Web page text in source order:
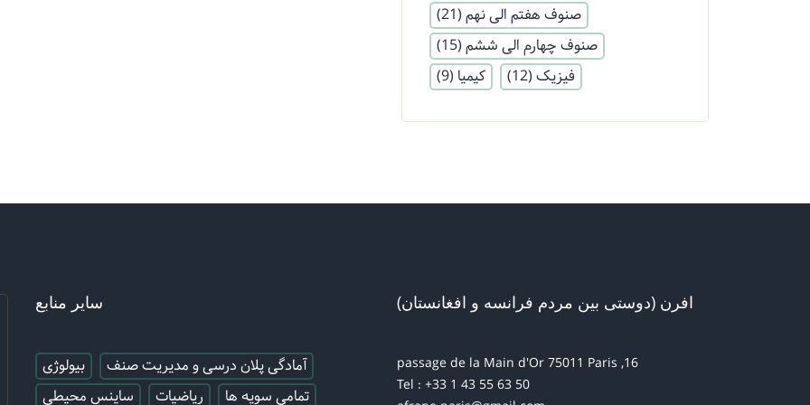
صنوف هفتم الی نهم (21)
صنوف چهارم الی ششم (15)
فیزیک (12) کیمیا (9)
افرن (دوستی بین مردم فرانسه و افغانستان)
16, passage de la Main d'Or 75011 Paris
Tel : +33 1 43 55 63 50
سایر منابع
آمادگی پلان درسی و مدیریت صنف
بیولوژی
تمامی سویه ها
ریاضیات ساینس محیطی